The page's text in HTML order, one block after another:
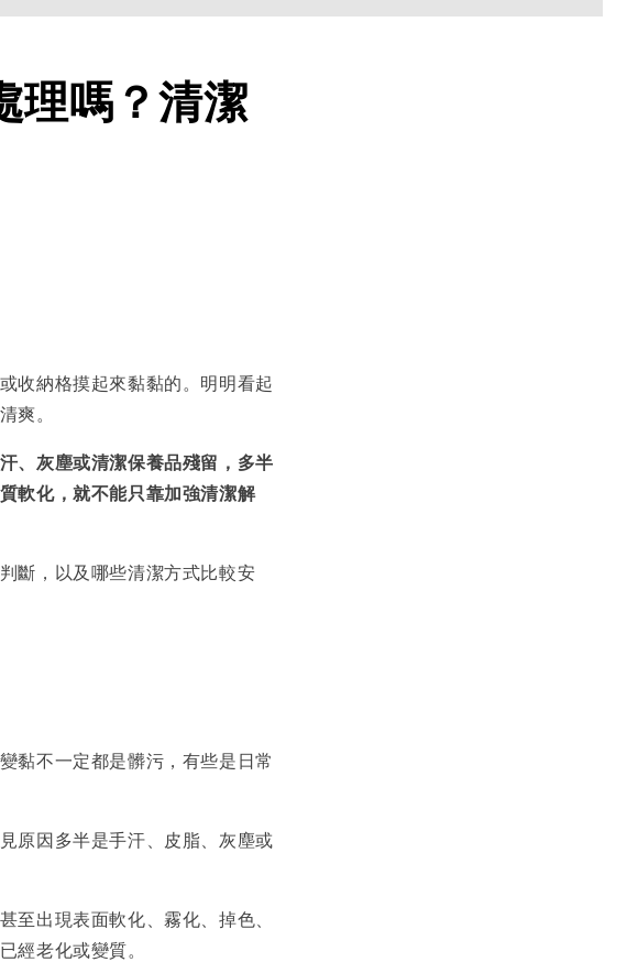
理嗎？清潔
收納格摸起來黏黏的。明明看起
爽。
、灰塵或清潔保養品殘留，多半
軟化，就不能只靠加強清潔解
斷，以及哪些清潔方式比較安
黏不一定都是髒污，有些是日常
原因多半是手汗、皮脂、灰塵或
出現表面軟化、霧化、掉色、
經老化或變質。